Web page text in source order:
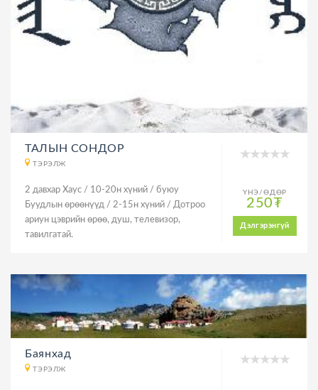
ТАЛЫН СОНДОР
ТЭРЭЛЖ
2 давхар Хаус / 10-20н хүний / буюу
Буудлын өрөөнүүд / 2-15н хүний / Дотроо
ариун цэврийн өрөө, душ, телевизор,
тавилгатай.
ҮНЭ/ӨДӨР
250₮
Дэлгэрэнгүй
Баянхад
ТЭРЭЛЖ